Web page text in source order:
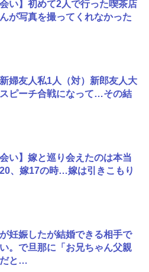
会い】初めて2人で行った喫茶店
が写真を撮ってくれなかった
新婦友人私1人（対）新郎友人大
ピーチ合戦になって…その結
会い】嫁と巡り会えたのは本当
、嫁17の時…嫁は引きこもり
妊娠したが結婚できる相手で
。で旦那に「お兄ちゃん父親
と…